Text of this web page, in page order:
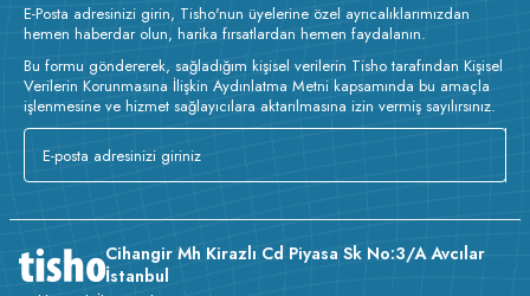
E-Posta adresinizi girin, Tisho'nun üyelerine özel ayrıcalıklarımızdan
hemen haberdar olun, harika fırsatlardan hemen faydalanın.
Bu formu göndererek, sağladığım kişisel verilerin Tisho tarafından Kişisel
Verilerin Korunmasına İlişkin Aydınlatma Metni kapsamında bu amaçla
işlenmesine ve hizmet sağlayıcılara aktarılmasına izin vermiş sayılırsınız.
Cihangir Mh Kirazlı Cd Piyasa Sk No:3/A Avcılar
İstanbul